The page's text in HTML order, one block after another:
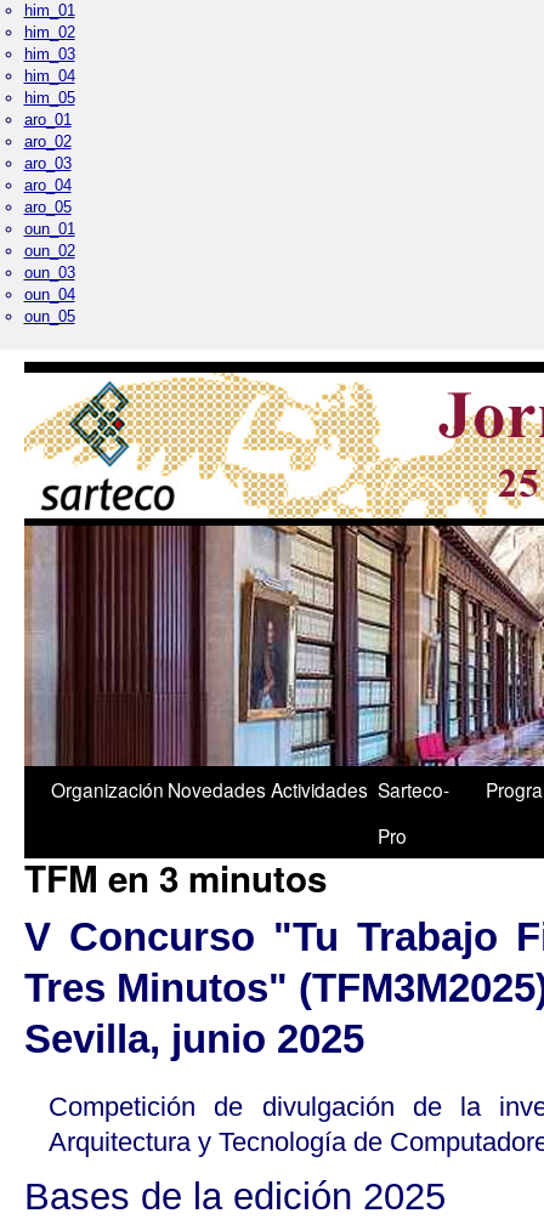
him_01
him_02
him_03
him_04
him_05
aro_01
aro_02
aro_03
aro_04
aro_05
oun_01
oun_02
oun_03
oun_04
oun_05
1/5
Palacio Real
Organización NovedadesActividades Sarteco-
Pro
TFM en 3 minutos
V Concurso "Tu Trabajo
Tres Minutos"
Sevilla, junio 2025
Competición de divulgación de la
Arquitectura y Tecnología de
Bases de la edición 2025